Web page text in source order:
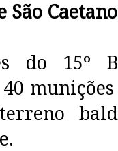
São Caetano
do 15º